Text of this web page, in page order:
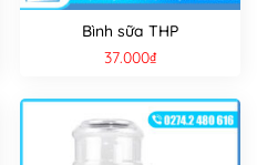
Bình sữa THP
37.000₫